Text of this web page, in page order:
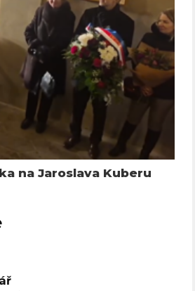
na Jaroslava Kuberu